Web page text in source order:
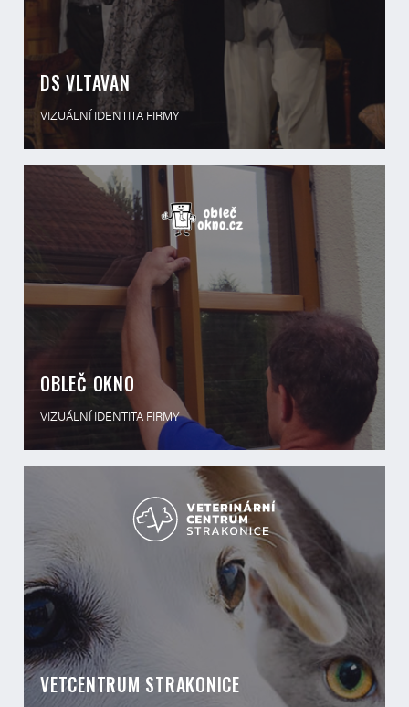
DS VLTAVAN
VIZUÁLNÍ IDENTITA FIRMY
OBLEČ OKNO
VIZUÁLNÍ IDENTITA FIRMY
VETCENTRUM STRAKONICE